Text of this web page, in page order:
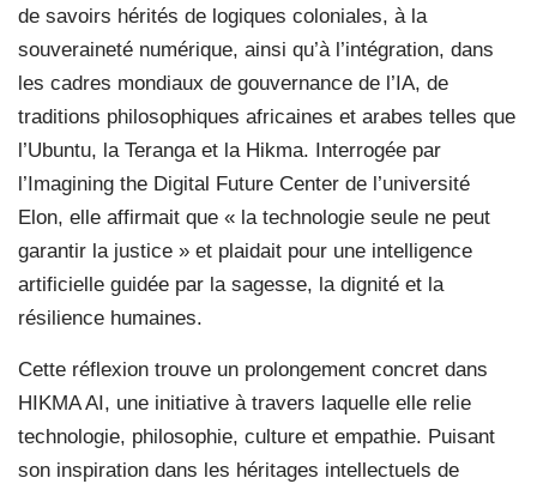
de savoirs hérités de logiques coloniales, à la
souveraineté numérique, ainsi qu’à l’intégration, dans
les cadres mondiaux de gouvernance de l’IA, de
traditions philosophiques africaines et arabes telles que
l’Ubuntu, la Teranga et la Hikma. Interrogée par
l’Imagining the Digital Future Center de l’université
Elon, elle affirmait que « la technologie seule ne peut
garantir la justice » et plaidait pour une intelligence
artificielle guidée par la sagesse, la dignité et la
résilience humaines.
Cette réflexion trouve un prolongement concret dans
HIKMA AI, une initiative à travers laquelle elle relie
technologie, philosophie, culture et empathie. Puisant
son inspiration dans les héritages intellectuels de